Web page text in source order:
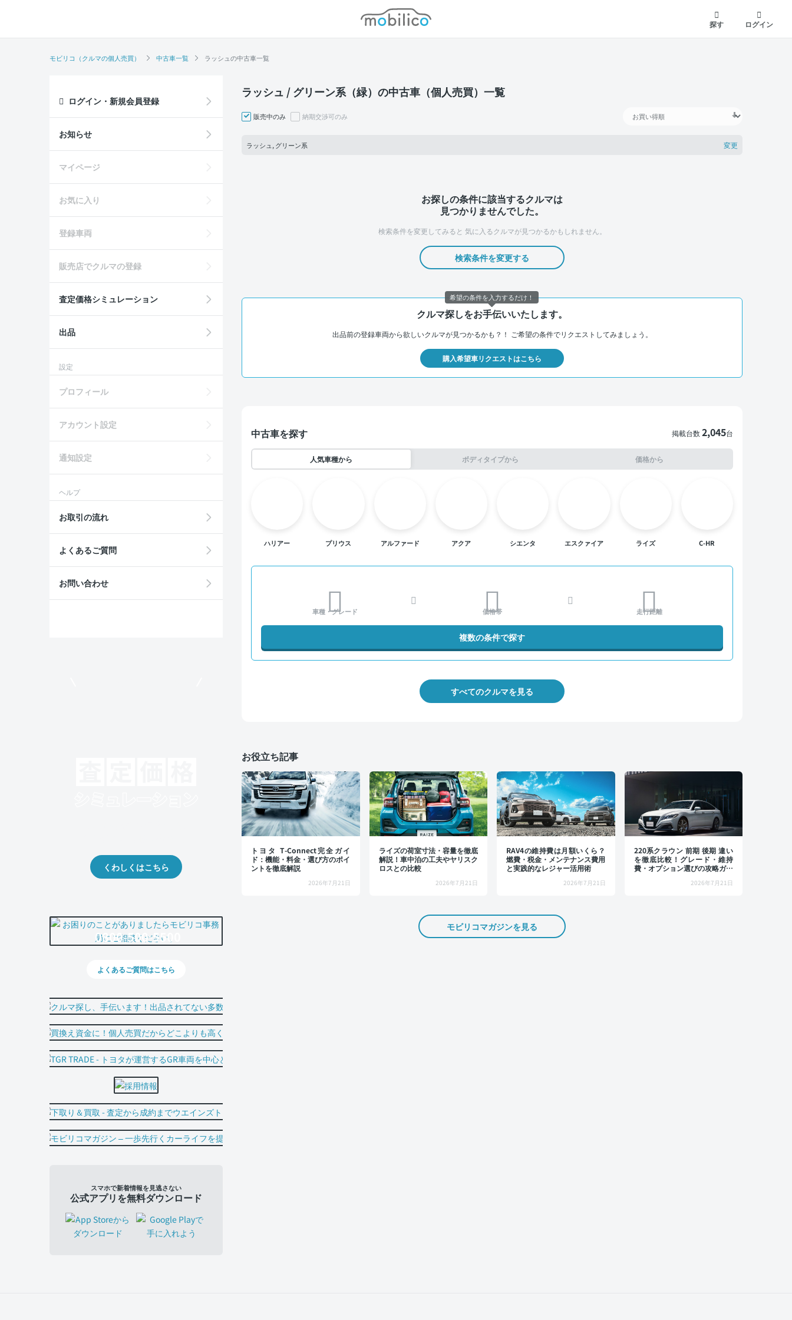
モビリコ
探す
ログイン
モビリコ（クルマの個人売買） 中古車一覧 ラッシュの中古車一覧
ラッシュ / グリーン系（緑）の中古車（個人売買）一覧
販売中のみ 納期交渉可のみ
ラッシュ, グリーン系 変更
お探しの条件に該当するクルマは
見つかりませんでした。
検索条件を変更してみると 気に入るクルマが見つかるかもしれません。
検索条件を変更する
クルマ探しをお手伝いいたします。
出品前の登録車両から欲しいクルマが見つかるかも？！ ご希望の条件でリクエストしてみましょう。
購入希望車リクエストはこちら
中古車を探す 掲載台数2,045台
人気車種から ボディタイプから 価格から
ハリアー プリウス アルファード アクア シエンタ エスクァイア ライズ C-HR
車種・グレード 価格帯 走行距離
複数の条件で探す
すべてのクルマを見る
お役立ち記事
トヨタ T-Connect完全ガイ
ド：機能・料金・選び方のポイ
ントを徹底解説
2026年7月21日
ライズの荷室寸法・容量を徹底
解説！車中泊の工夫やヤリスク
ロスとの比較
2026年7月21日
RAV4の維持費は月額いくら？
燃費・税金・メンテナンス費用
と実践的なレジャー活用術
2026年7月21日
220系クラウン 前期 後期 違い
を徹底比較！グレード・維持
費・オプション選びの攻略ガイ
2026年7月21日
モビリコマガジンを見る
ログイン・新規会員登録
お知らせ
マイページ
お気に入り
登録車両
販売店でクルマの登録
査定価格シミュレーション
出品
設定
プロフィール
アカウント設定
通知設定
ヘルプ
お取引の流れ
よくあるご質問
お問い合わせ
くわしくはこちら
0800-500-5500
よくあるご質問はこちら
スマホで新着情報を見逃さない
公式アプリを無料ダウンロード
希望の条件を入力するだけ！